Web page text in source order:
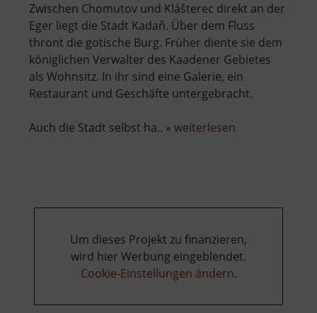
Zwischen Chomutov und Klášterec direkt an der
Eger liegt die Stadt Kadaň. Über dem Fluss
thront die gotische Burg. Früher diente sie dem
königlichen Verwalter des Kaadener Gebietes
als Wohnsitz. In ihr sind eine Galerie, ein
Restaurant und Geschäfte untergebracht.
Auch die Stadt selbst ha.. » weiterlesen
Um dieses Projekt zu finanzieren,
wird hier Werbung eingeblendet.
Cookie-Einstellungen ändern.